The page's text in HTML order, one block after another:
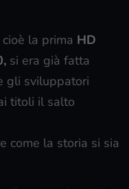
la prima HD
si era già fatta
gli sviluppatori
titoli il salto
come la storia si sia